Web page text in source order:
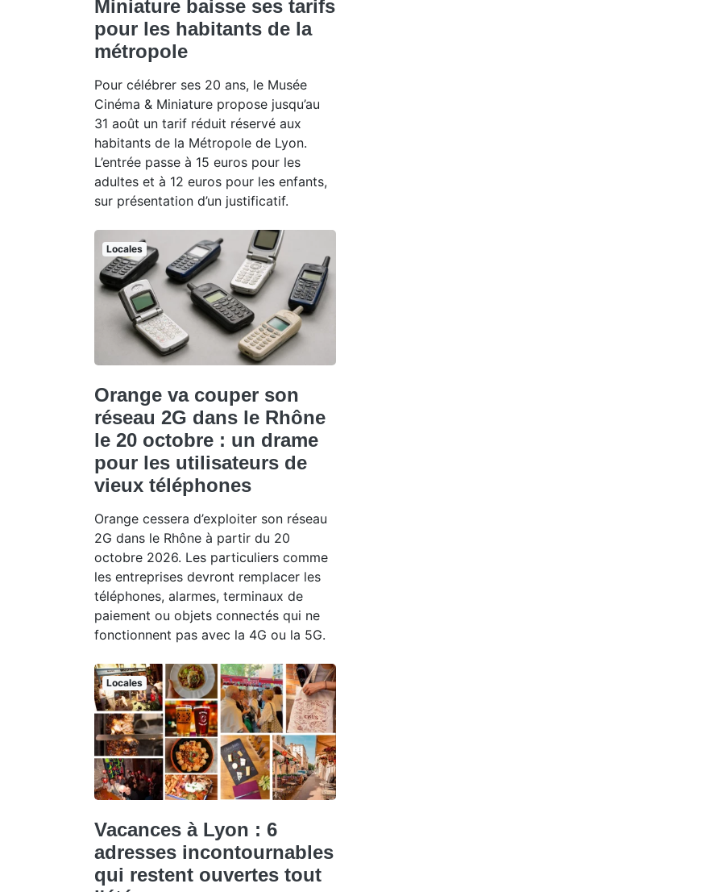
Miniature baisse ses tarifs
pour les habitants de la
métropole
Pour célébrer ses 20 ans, le Musée
Cinéma & Miniature propose jusqu’au
31 août un tarif réduit réservé aux
habitants de la Métropole de Lyon.
L’entrée passe à 15 euros pour les
adultes et à 12 euros pour les enfants,
sur présentation d’un justificatif.
Locales
Orange va couper son
réseau 2G dans le Rhône
le 20 octobre : un drame
pour les utilisateurs de
vieux téléphones
Orange cessera d’exploiter son réseau
2G dans le Rhône à partir du 20
octobre 2026. Les particuliers comme
les entreprises devront remplacer les
téléphones, alarmes, terminaux de
paiement ou objets connectés qui ne
fonctionnent pas avec la 4G ou la 5G.
Locales
Vacances à Lyon : 6
adresses incontournables
qui restent ouvertes tout